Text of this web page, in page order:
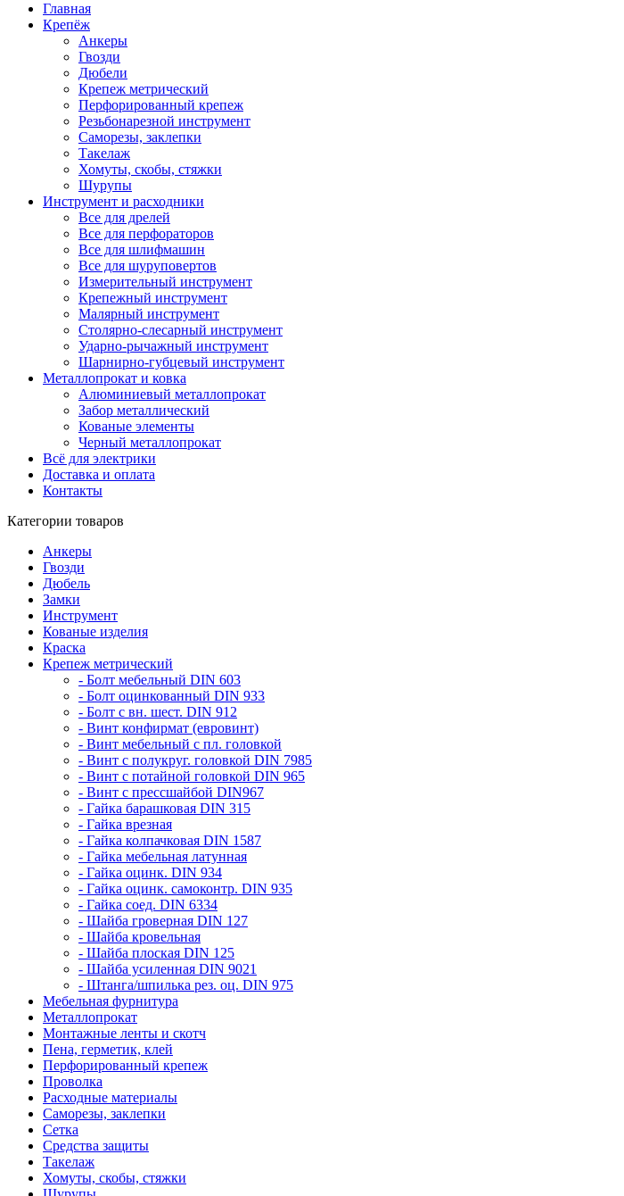
Главная
Крепёж
Анкеры
Гвозди
Дюбели
Крепеж метрический
Перфорированный крепеж
Резьбонарезной инструмент
Саморезы, заклепки
Такелаж
Хомуты, скобы, стяжки
Шурупы
Инструмент и расходники
Все для дрелей
Все для перфораторов
Все для шлифмашин
Все для шуруповертов
Измерительный инструмент
Крепежный инструмент
Малярный инструмент
Столярно-слесарный инструмент
Ударно-рычажный инструмент
Шарнирно-губцевый инструмент
Металлопрокат и ковка
Алюминиевый металлопрокат
Забор металлический
Кованые элементы
Черный металлопрокат
Всё для электрики
Доставка и оплата
Контакты
Категории товаров
Анкеры
Гвозди
Дюбель
Замки
Инструмент
Кованые изделия
Краска
Крепеж метрический
- Болт мебельный DIN 603
- Болт оцинкованный DIN 933
- Болт с вн. шест. DIN 912
- Винт конфирмат (евровинт)
- Винт мебельный с пл. головкой
- Винт с полукруг. головкой DIN 7985
- Винт с потайной головкой DIN 965
- Винт с прессшайбой DIN967
- Гайка барашковая DIN 315
- Гайка врезная
- Гайка колпачковая DIN 1587
- Гайка мебельная латунная
- Гайка оцинк. DIN 934
- Гайка оцинк. самоконтр. DIN 935
- Гайка соед. DIN 6334
- Шайба гроверная DIN 127
- Шайба кровельная
- Шайба плоская DIN 125
- Шайба усиленная DIN 9021
- Штанга/шпилька рез. оц. DIN 975
Мебельная фурнитура
Металлопрокат
Монтажные ленты и скотч
Пена, герметик, клей
Перфорированный крепеж
Проволка
Расходные материалы
Саморезы, заклепки
Сетка
Средства защиты
Такелаж
Хомуты, скобы, стяжки